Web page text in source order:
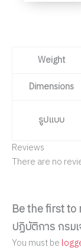
Weight
Dimensions
รูปแบบ
Reviews
There are no
Be the first to
ปฏิบัติการ กรม
You must be